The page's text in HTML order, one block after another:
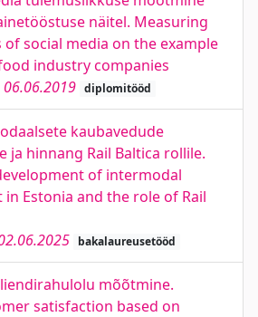
näitel. Measuring
social media on the example
industry companies
06.06.2019 diplomitööd
kaubavedude
ja hinnang Rail Baltica rollile.
of intermodal
Estonia and the role of Rail
bakalaureusetööd
mõõtmine.
satisfaction based on